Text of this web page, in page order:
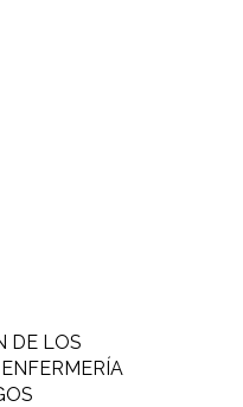
DE LOS